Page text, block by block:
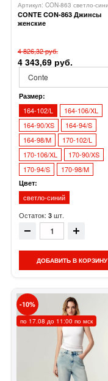
CONTE CON-863 Джинсы
женские
4 826,32 руб.
4 343,69 руб.
Размер:
164-102/L
164-106/XL
164-90/XS
164-94/S
164-98/M
170-102/L
170-106/XL
170-90/XS
170-94/S
170-98/M
Цвет:
светло-синий
Остаток: 3 шт.
ДОБАВИТЬ В КОРЗИНУ
10
по 17.08 до 11:00 по мск